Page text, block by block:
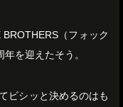
（フォック
を迎えたそう。
ビシッと決めるのはも